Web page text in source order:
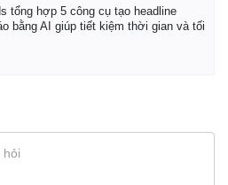
tổng hợp 5 công cụ tạo headline
bằng AI giúp tiết kiệm thời gian và tối